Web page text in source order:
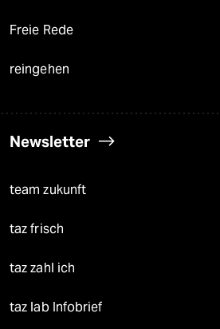
Freie Rede
reingehen
Newsletter
team zukunft
taz frisch
taz zahl ich
taz lab Infobrief